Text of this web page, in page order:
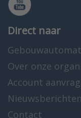
Direct naar
Over onze
Account
Nieuwsberichten
Contact